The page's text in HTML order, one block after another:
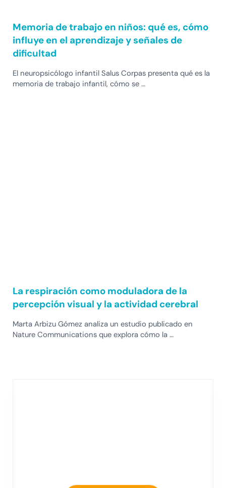
Memoria de trabajo en niños: qué es, cómo
influye en el aprendizaje y señales de
dificultad
El neuropsicólogo infantil Salus Corpas presenta qué es la
memoria de trabajo infantil, cómo se …
La respiración como moduladora de la
percepción visual y la actividad cerebral
Marta Arbizu Gómez analiza un estudio publicado en
Nature Communications que explora cómo la …